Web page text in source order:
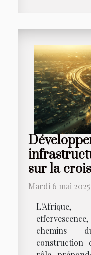
sur la
Mardi 6 mai 2025
chemins
construction